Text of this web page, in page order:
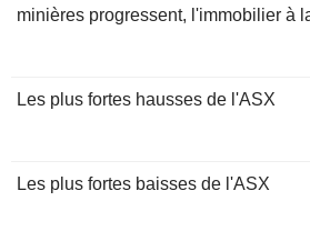
minières progressent, l'immobilier à
Les plus fortes hausses de l'ASX
Les plus fortes baisses de l'ASX